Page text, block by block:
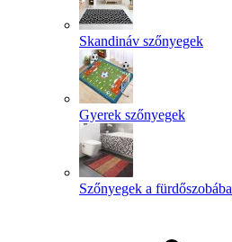
Skandináv szőnyegek
Gyerek szőnyegek
Szőnyegek a fürdőszobába